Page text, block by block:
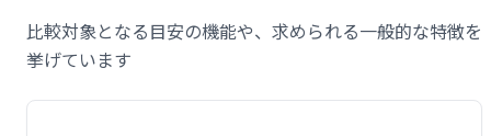
比較対象となる目安の機能や、求められる一般的な特徴を
挙げています